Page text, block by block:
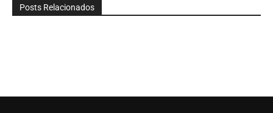
Posts Relacionados